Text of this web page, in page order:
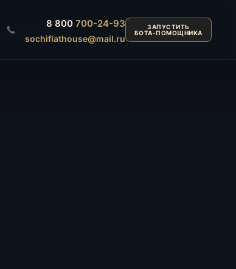
8 800700-24-93
sochiflathouse@mail.ru
ЗАПУСТИТЬ
БОТА-ПОМОЩНИКА